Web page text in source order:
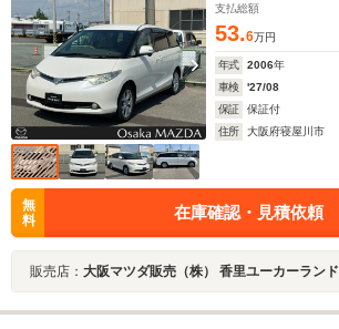
支払総額
53.6万円
年式 2006年
車検
'27/08
保証
保証付
住所
大阪府寝屋川市
無
料
在庫確認・見積依頼
販売店： 大阪マツダ販売（株） 香里ユーカーランド